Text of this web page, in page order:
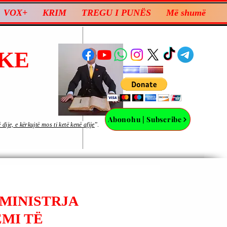
VOX+ KRIM TREGU I PUNËS Më shumë
Abonohu | Subscribe
e kërkujtë mos ti ketë kenë afije”.
TË